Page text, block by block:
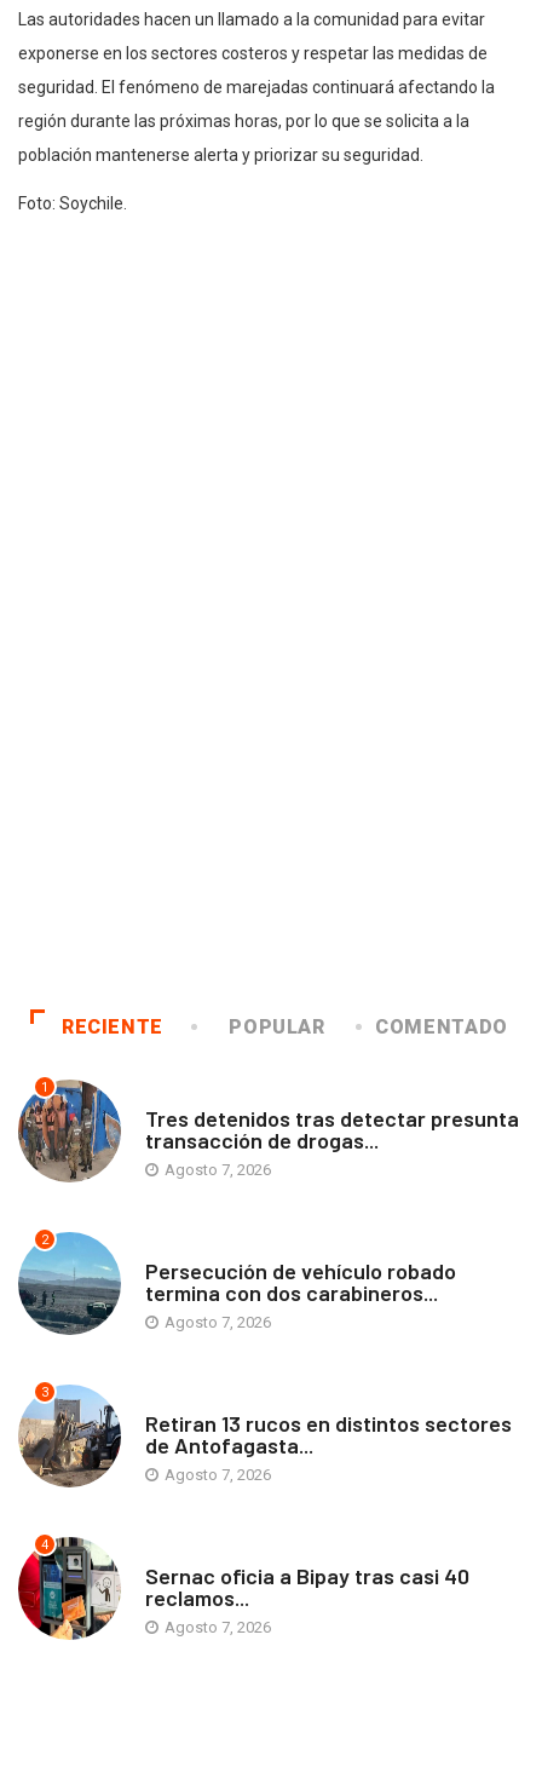
Las autoridades hacen un llamado a la comunidad para evitar
exponerse en los sectores costeros y respetar las medidas de
seguridad. El fenómeno de marejadas continuará afectando la
región durante las próximas horas, por lo que se solicita a la
población mantenerse alerta y priorizar su seguridad.
Foto: Soychile.
RECIENTE POPULAR COMENTADO
1
Tres detenidos tras detectar presunta
transacción de drogas...
Agosto 7, 2026
2
Persecución de vehículo robado
termina con dos carabineros...
Agosto 7, 2026
3
Retiran 13 rucos en distintos sectores
de Antofagasta...
Agosto 7, 2026
4
Sernac oficia a Bipay tras casi 40
reclamos...
Agosto 7, 2026